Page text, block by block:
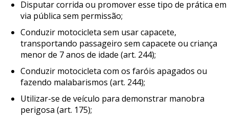
Disputar corrida ou promover esse tipo de prática em
via pública sem permissão;
Conduzir motocicleta sem usar capacete,
transportando passageiro sem capacete ou criança
menor de 7 anos de idade (art. 244);
Conduzir motocicleta com os faróis apagados ou
fazendo malabarismos (art. 244);
Utilizar-se de veículo para demonstrar manobra
perigosa (art. 175);